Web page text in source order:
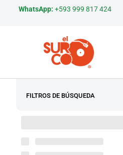
WhatsApp: +593 999 817 424
FILTROS DE BÚSQUEDA